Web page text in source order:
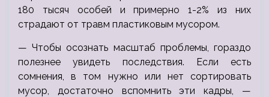
180 тысяч особей и примерно 1-2% из них
страдают от травм пластиковым мусором.
— Чтобы осознать масштаб проблемы, гораздо
полезнее увидеть последствия. Если есть
сомнения, в том нужно или нет сортировать
мусор, достаточно вспомнить эти кадры, —